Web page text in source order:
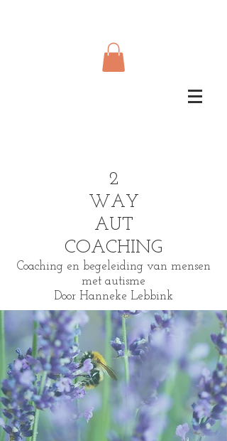
2
WAY
AUT
COACHING
Coaching en begeleiding van mensen
met autisme
Door Hanneke Lebbink